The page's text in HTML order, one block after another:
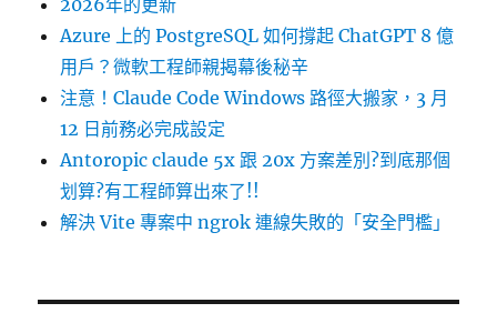
2026年的更新
Azure 上的 PostgreSQL 如何撐起 ChatGPT 8 億
用戶？微軟工程師親揭幕後秘辛
注意！Claude Code Windows 路徑大搬家，3 月
12 日前務必完成設定
Antoropic claude 5x 跟 20x 方案差別?到底那個
划算?有工程師算出來了!!
解決 Vite 專案中 ngrok 連線失敗的「安全門檻」